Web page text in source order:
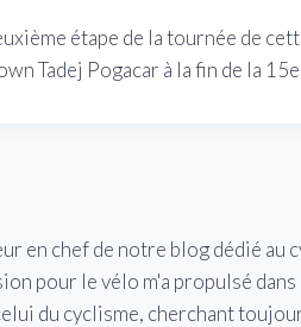
étape de la tournée de
Tadej Pogacar à la fin de la
en chef de notre blog dédié au
pour le vélo m'a propulsé
du cyclisme, cherchant